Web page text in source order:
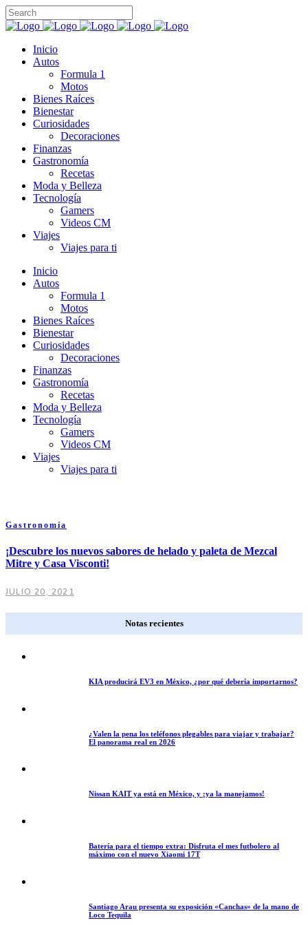
Inicio
Autos
Formula 1
Motos
Bienes Raíces
Bienestar
Curiosidades
Decoraciones
Finanzas
Gastronomía
Recetas
Moda y Belleza
Tecnología
Gamers
Videos CM
Viajes
Viajes para ti
Inicio
Autos
Formula 1
Motos
Bienes Raíces
Bienestar
Curiosidades
Decoraciones
Finanzas
Gastronomía
Recetas
Moda y Belleza
Tecnología
Gamers
Videos CM
Viajes
Viajes para ti
Gastronomía
¡Descubre los nuevos sabores de helado y paleta de Mezcal
Mitre y Casa Visconti!
JULIO 20, 2021
Notas recientes
KIA producirá EV3 en México, ¿por qué debería importarnos?
¿Valen la pena los teléfonos plegables para viajar y trabajar?
El panorama real en 2026
Nissan KAIT ya está en México, y ¡ya la manejamos!
Batería para el tiempo extra: Disfruta el mes futbolero al
máximo con el nuevo Xiaomi 17T
Santiago Arau presenta su exposición «Canchas» de la mano de
Loco Tequila